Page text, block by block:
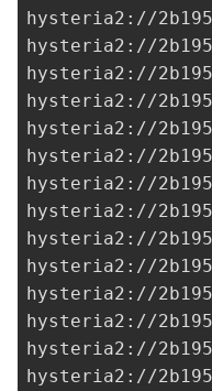
hysteria2://
hysteria2://
hysteria2://
hysteria2://
hysteria2://
hysteria2://
hysteria2://
hysteria2://
hysteria2://
hysteria2://
hysteria2://
hysteria2://
hysteria2://
hysteria2://